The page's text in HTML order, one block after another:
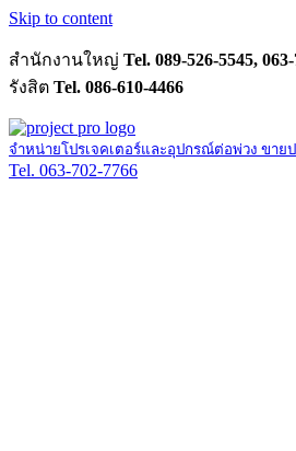
Skip to content
สำนักงานใหญ่ Tel. 089-526-5545,
รังสิต Tel. 086-610-4466
จำหน่ายโปรเจคเตอร์และอุปกรณ์ต่อพ่วง ขาย
Tel. 063-702-7766